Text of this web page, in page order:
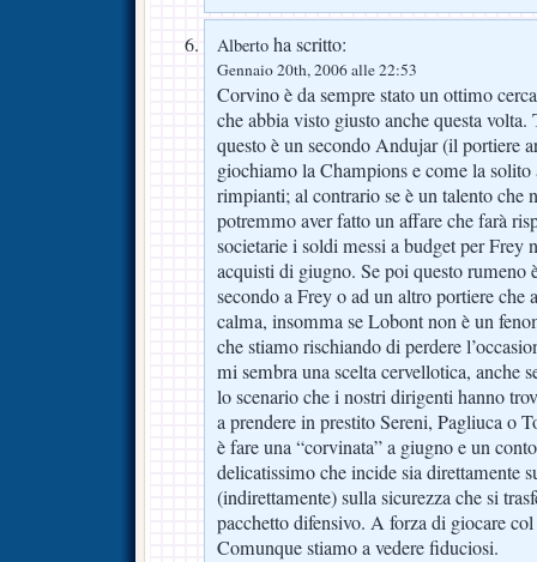
Alberto ha scritto:
Gennaio 20th, 2006 alle 22:53
Corvino è da sempre stato un ottimo
che abbia visto giusto anche questa
questo è un secondo Andujar (il portiere
giochiamo la Champions e come la
rimpianti; al contrario se è un talento che
potremmo aver fatto un affare che farà
societarie i soldi messi a budget per Frey
acquisti di giugno. Se poi questo rumeno
secondo a Frey o ad un altro portiere che
calma, insomma se Lobont non è un
che stiamo rischiando di perdere
mi sembra una scelta cervellotica, anche
lo scenario che i nostri dirigenti hanno
a prendere in prestito Sereni, Pagliuca o
è fare una “corvinata” a giugno e un
delicatissimo che incide sia direttamente
(indirettamente) sulla sicurezza che si
pacchetto difensivo. A forza di giocare
Comunque stiamo a vedere fiduciosi.